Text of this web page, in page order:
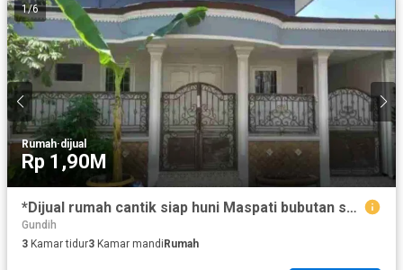
1/6
Rumah·dijual
Rp 1,90M
*Dijual rumah cantik siap huni Maspati bubutan surabaya*
Gundih
3 Kamar tidur3 Kamar mandi Rumah